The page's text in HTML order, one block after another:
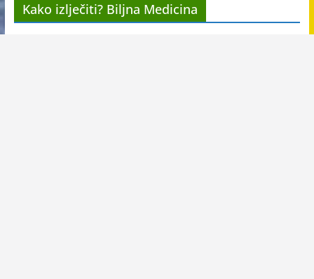
Kako izlječiti? Biljna Medicina